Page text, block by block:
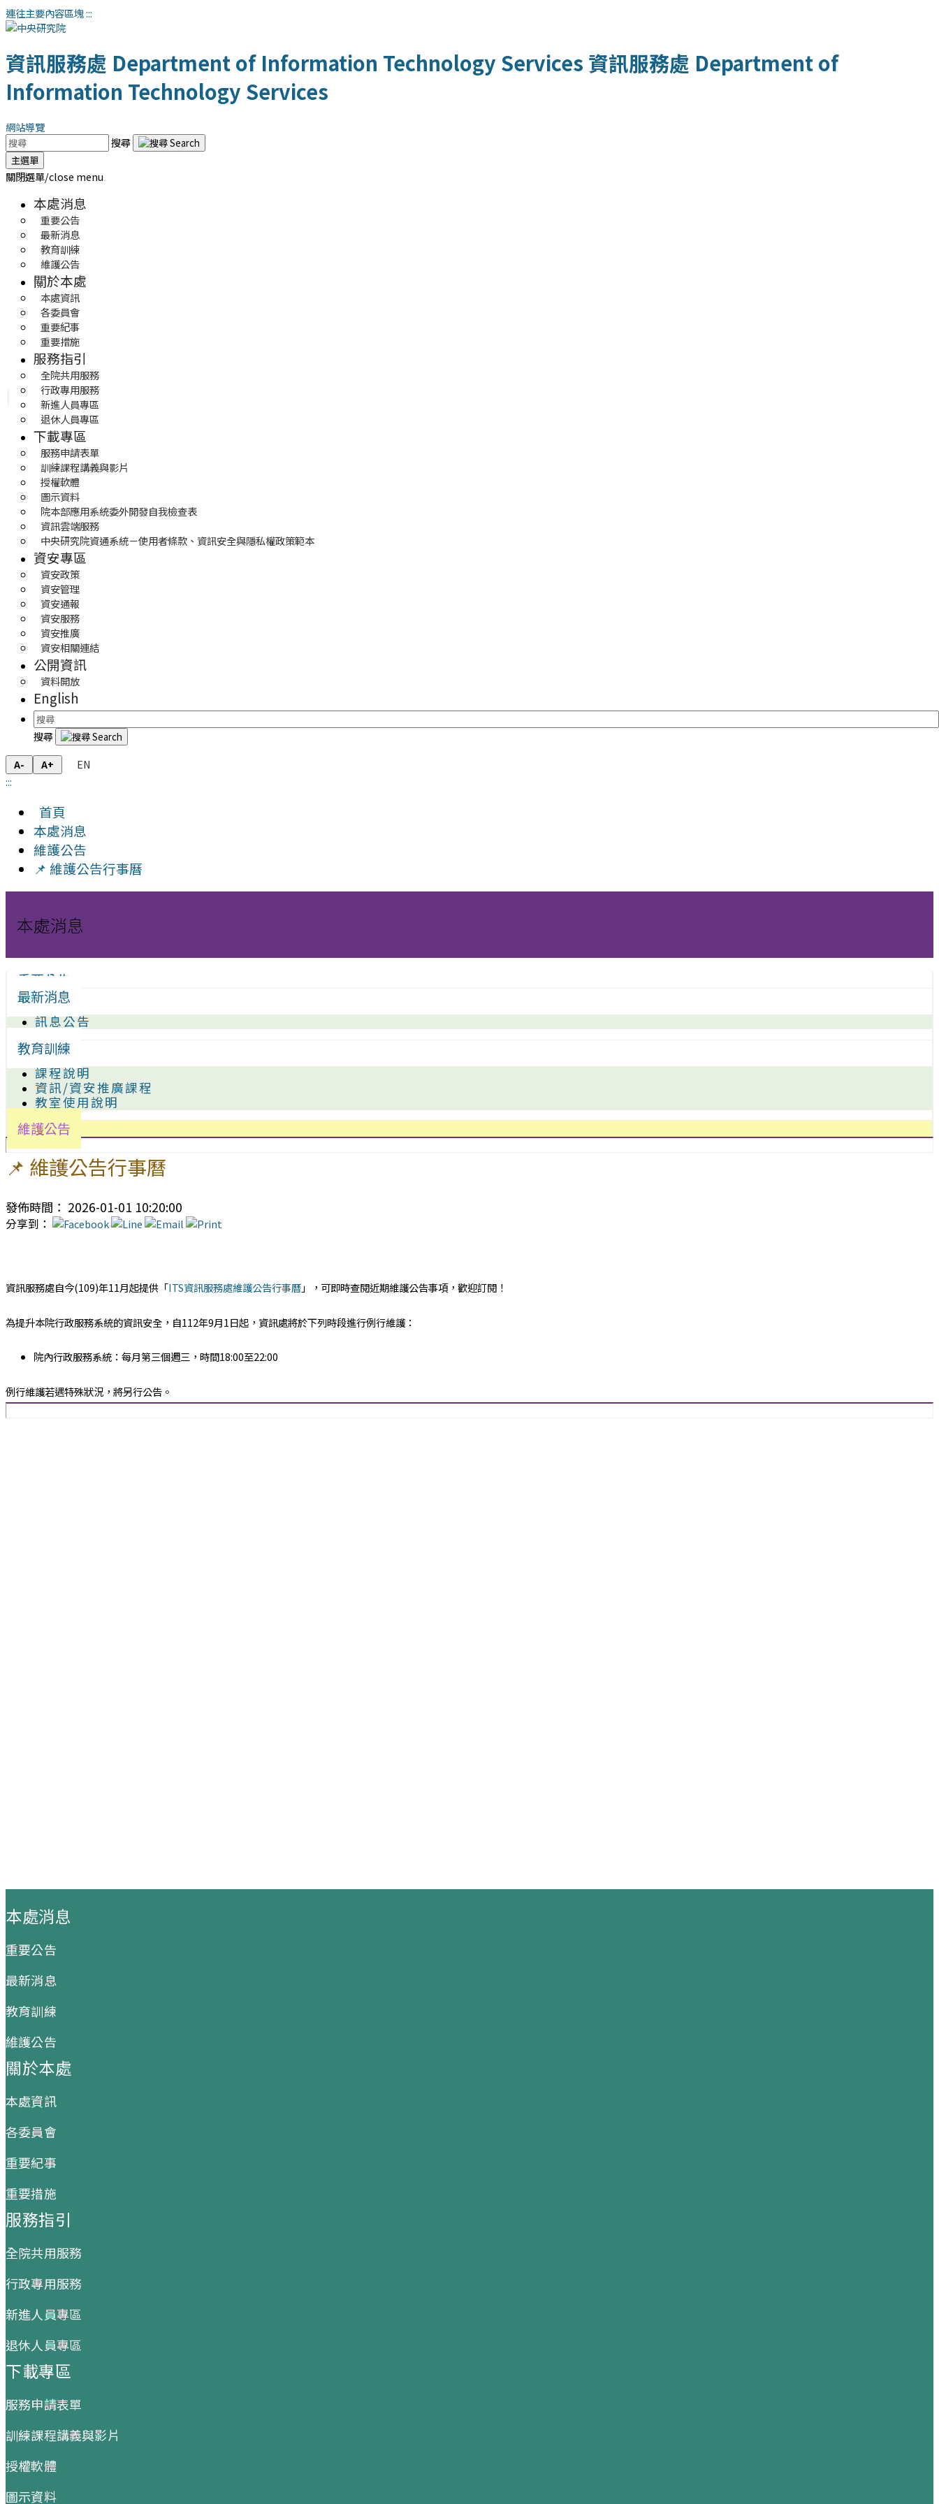
連往主要內容區塊:::
資訊服務處 Department of Information Technology Services 資訊服務處 Department of
Information Technology Services
網站導覽
搜尋
主選單
關閉選單/close menu
本處消息
重要公告
最新消息
教育訓練
維護公告
關於本處
本處資訊
各委員會
重要紀事
重要措施
服務指引
全院共用服務
行政專用服務
新進人員專區
退休人員專區
下載專區
服務申請表單
訓練課程講義與影片
授權軟體
圖示資料
院本部應用系統委外開發自我檢查表
資訊雲端服務
中央研究院資通系統－使用者條款、資訊安全與隱私權政策範本
資安專區
資安政策
資安管理
資安通報
資安服務
資安推廣
資安相關連結
公開資訊
資料開放
English
搜尋
A- A+
EN
:::
首頁
本處消息
維護公告
📌 維護公告行事曆
本處消息
重要公告
最新消息
訊息公告
教育訓練
課程說明
資訊/資安推廣課程
教室使用說明
維護公告
📌 維護公告行事曆
發佈時間： 2026-01-01 10:20:00
分享到：
資訊服務處自今(109)年11月起提供「ITS資訊服務處維護公告行事曆」，可即時查閱近期維護公告事項，歡迎訂閱！
為提升本院行政服務系統的資訊安全，自112年9月1日起，資訊處將於下列時段進行例行維護：
院內行政服務系統：每月第三個週三，時間18:00至22:00
例行維護若遇特殊狀況，將另行公告。
本處消息
重要公告
最新消息
教育訓練
維護公告
關於本處
本處資訊
各委員會
重要紀事
重要措施
服務指引
全院共用服務
行政專用服務
新進人員專區
退休人員專區
下載專區
服務申請表單
訓練課程講義與影片
授權軟體
圖示資料